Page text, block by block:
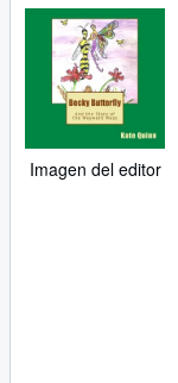
Colecciones
Libros antiguos
Arte y coleccionismo
Comenzar a vender
Imagen del editor